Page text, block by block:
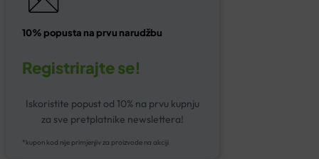
10% popusta na prvu narudžbu
Registrirajte se!
Iskoristite popust od 10% na prvu kupnju
za sve pretplatnike newslettera!
*kupon kod nije primjenjiv za proizvode na akciji